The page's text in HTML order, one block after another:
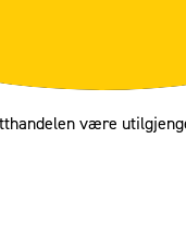
være